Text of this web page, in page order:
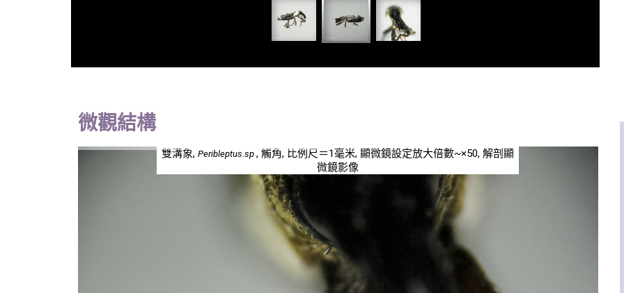
微觀結構
雙溝象,Peribleptus.sp, 觸角, 比例尺＝1毫米, 顯微鏡設定放大倍數~×50, 解剖顯
微鏡影像